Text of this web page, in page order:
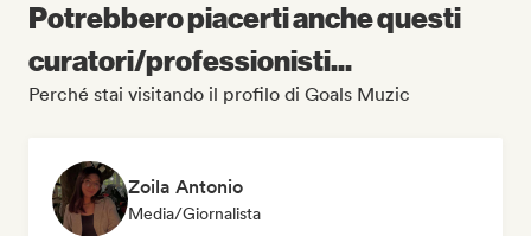
Potrebbero piacerti anche questi
curatori/professionisti...
Perché stai visitando il profilo di Goals Muzic
Zoila Antonio
Media/Giornalista